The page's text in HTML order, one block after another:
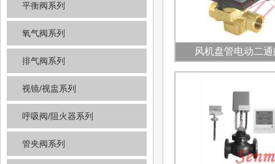
平衡阀系列
氧气阀系列
排气阀系列
视镜/视盅系列
呼吸阀/阻火器系列
管夹阀系列
风机盘管电动二